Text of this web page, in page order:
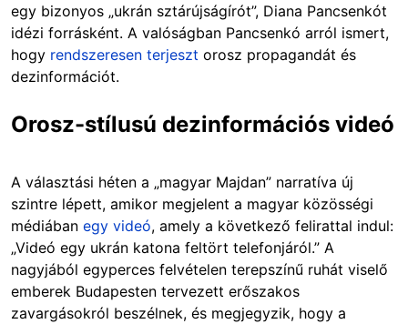
egy bizonyos „ukrán sztárújságírót”, Diana Pancsenkót
idézi forrásként. A valóságban Pancsenkó arról ismert,
hogy rendszeresen terjeszt orosz propagandát és
dezinformációt.
Orosz-stílusú dezinformációs videó
A választási héten a „magyar Majdan” narratíva új
szintre lépett, amikor megjelent a magyar közösségi
médiában egy videó, amely a következő felirattal indul:
„Videó egy ukrán katona feltört telefonjáról.” A
nagyjából egyperces felvételen terepszínű ruhát viselő
emberek Budapesten tervezett erőszakos
zavargásokról beszélnek, és megjegyzik, hogy a